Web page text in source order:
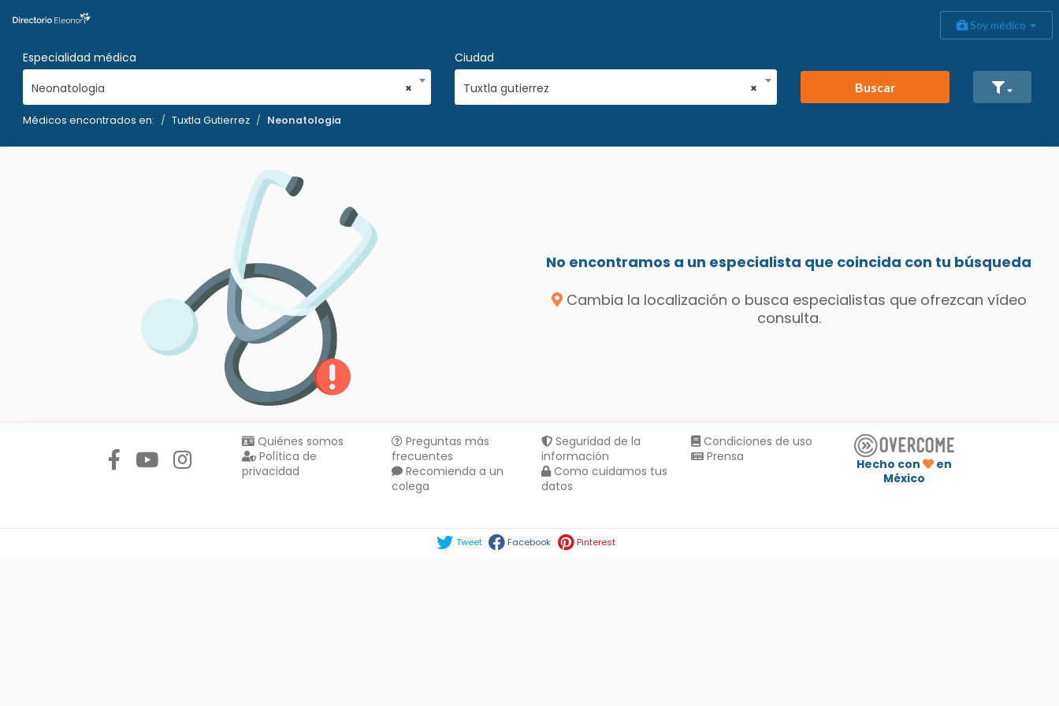
Soy médico
Especialidad médica
×
Neonatologia
Ciudad
×
Tuxtla gutierrez Buscar
Médicos encontrados en: Tuxtla Gutierrez Neonatologia
No encontramos a un especialista que coincida con tu búsqueda
Cambia la localización o busca especialistas que ofrezcan vídeo
consulta.
Quiénes somos
Política de
privacidad
Preguntas más
frecuentes
Recomienda a un
colega
Seguridad de la
información
Como cuidamos tus
datos
Condiciones de uso
Prensa
Hecho con
en
México
Tweet Facebook Pinterest